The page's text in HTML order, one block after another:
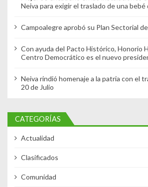
Neiva para exigir el traslado de una bebé
Campoalegre aprobó su Plan Sectorial
Con ayuda del Pacto Histórico, Honorio
Centro Democrático es el nuevo
Neiva rindió homenaje a la patria con el
20 de Julio
CATEGORÍAS
Actualidad
Clasificados
Comunidad